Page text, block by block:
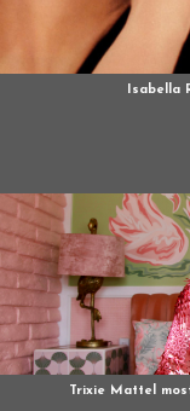
Isabella
Trixie Mattel